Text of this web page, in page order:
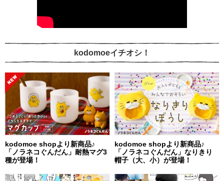
kodomoeイチオシ！
kodomoe shopより新商品♪
「ノラネコぐんだん」耐熱マグ3
種が登場！
kodomoe shopより新商品♪
「ノラネコぐんだん」なりきり
帽子（大、小）が登場！